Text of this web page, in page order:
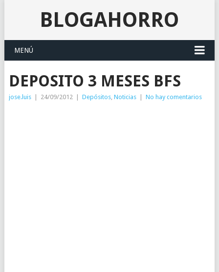
BLOGAHORRO
MENÚ
DEPOSITO 3 MESES BFS
jose.luis 24/09/2012 Depósitos, Noticias No hay comentarios